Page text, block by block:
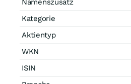
Kategorie
Aktientyp
WKN
ISIN